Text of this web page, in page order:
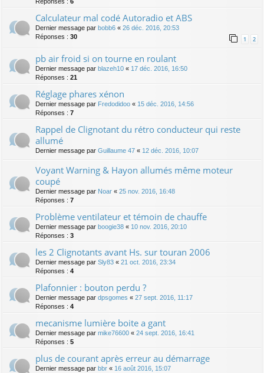
Calculateur mal codé Autoradio et ABS
Dernier message par bobb6 « 26 déc. 2016, 20:53
Réponses : 30 1 2
pb air froid si on tourne en roulant
Dernier message par blazeh10 « 17 déc. 2016, 16:50
Réponses : 21
Réglage phares xénon
Dernier message par Fredodidoo « 15 déc. 2016, 14:56
Réponses : 7
Rappel de Clignotant du rétro conducteur qui reste
allumé
Dernier message par Guillaume 47 « 12 déc. 2016, 10:07
Voyant Warning & Hayon allumés même moteur
coupé
Dernier message par Noar « 25 nov. 2016, 16:48
Réponses : 7
Problème ventilateur et témoin de chauffe
Dernier message par boogie38 « 10 nov. 2016, 20:10
Réponses : 3
les 2 Clignotants avant Hs. sur touran 2006
Dernier message par Sly83 « 21 oct. 2016, 23:34
Réponses : 4
Plafonnier : bouton perdu ?
Dernier message par dpsgomes « 27 sept. 2016, 11:17
Réponses : 4
mecanisme lumière boite a gant
Dernier message par mike76600 « 24 sept. 2016, 16:41
Réponses : 5
plus de courant après erreur au démarrage
Dernier message par bbr « 16 août 2016, 15:07